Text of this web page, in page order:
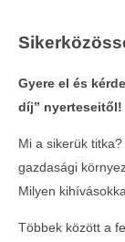
Gyere el és
díj” nyerteseitől!
Mi a sikerük
gazdasági
Milyen
Többek között a